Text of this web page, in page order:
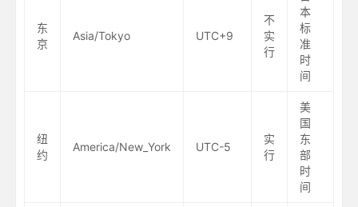
东
京
Asia/Tokyo UTC+9
不
实
行
本
标
准
时
间
纽
约
America/New_York UTC-5
实
行
美
国
东
部
时
间